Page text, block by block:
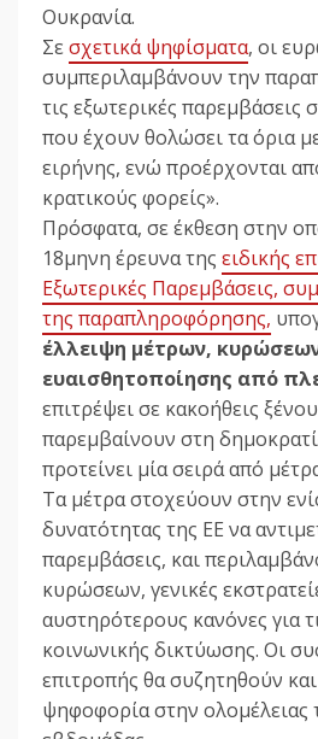
Ουκρανία.
Σε σχετικά ψηφίσματα, οι
συμπεριλαμβάνουν την
τις εξωτερικές παρεμβάσεις
που έχουν θολώσει τα όρια
ειρήνης, ενώ προέρχονται
κρατικούς φορείς».
Πρόσφατα, σε έκθεση στην
18μηνη έρευνα της ειδικής
Εξωτερικές Παρεμβάσεις,
της παραπληροφόρησης,
έλλειψη μέτρων,
ευαισθητοποίησης από
επιτρέψει σε κακοήθεις
παρεμβαίνουν στη
προτείνει μία σειρά από
Τα μέτρα στοχεύουν στην
δυνατότητας της ΕΕ να
παρεμβάσεις, και
κυρώσεων, γενικές
αυστηρότερους κανόνες για
κοινωνικής δικτύωσης. Οι
επιτροπής θα συζητηθούν
ψηφοφορία στην ολομέλειας